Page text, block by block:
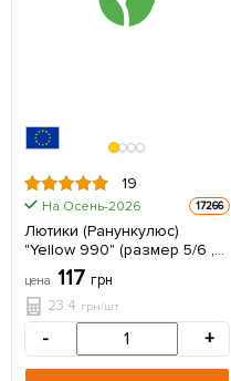
19
На Осень-2026 17266
Лютики (Ранункулюс)
"Yellow 990" (размер 5/6 ,
крупный) 5шт в упаковке
цена 117 грн
23.4 грн/шт
- +